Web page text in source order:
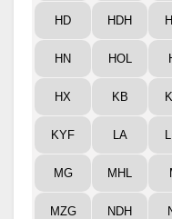
HD HDH
HN HOL
HX KB
KYF LA
MG MHL
MZG NDH